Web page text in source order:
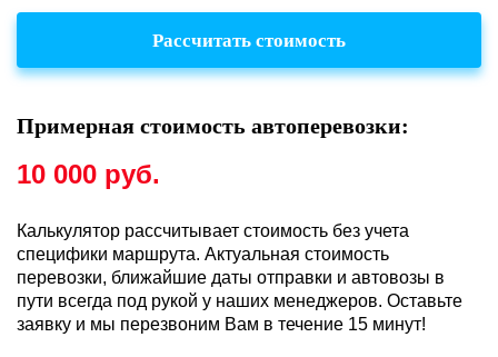
Рассчитать стоимость
Примерная стоимость автоперевозки:
10 000 руб.
Калькулятор рассчитывает стоимость без учета
специфики маршрута. Актуальная стоимость
перевозки, ближайшие даты отправки и автовозы в
пути всегда под рукой у наших менеджеров. Оставьте
заявку и мы перезвоним Вам в течение 15 минут!